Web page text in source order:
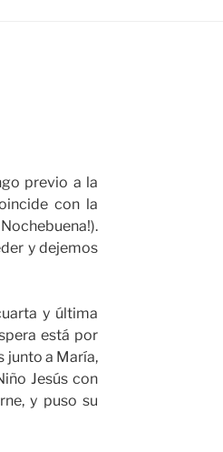
previo a la
con la
y dejemos
y última
está por
junto a María,
Jesús con
y puso su